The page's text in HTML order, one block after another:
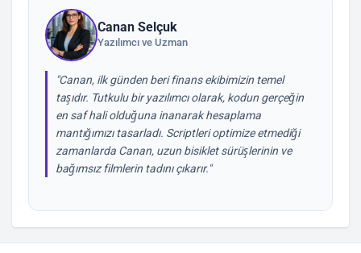
Canan Selçuk
Yazılımcı ve Uzman
"Canan, ilk günden beri finans ekibimizin temel
taşıdır. Tutkulu bir yazılımcı olarak, kodun gerçeğin
en saf hali olduğuna inanarak hesaplama
mantığımızı tasarladı. Scriptleri optimize etmediği
zamanlarda Canan, uzun bisiklet sürüşlerinin ve
bağımsız filmlerin tadını çıkarır."